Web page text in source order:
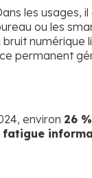
les usages,
ou les
numérique
permanent
environ 26
fatigue